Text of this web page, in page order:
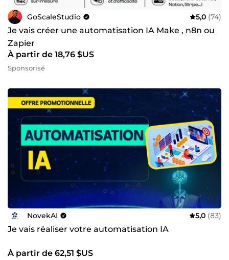
GoScaleStudio 5,0 (74)
Je vais créer une automatisation IA Make , n8n ou
Zapier
À partir de 18,76 $US
Sponsorisé
NovekAI 5,0 (83)
Je vais réaliser votre automatisation IA
À partir de 62,51 $US